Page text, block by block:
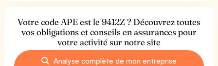
Votre code APE est le 9412Z ? Découvrez toutes
vos obligations et conseils en assurances pour
votre activité sur notre site
Analyse complète de mon entreprise